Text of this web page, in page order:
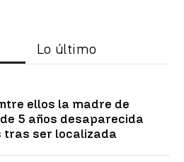
Lo último
ellos la madre de
5 años desaparecida
tras ser localizada